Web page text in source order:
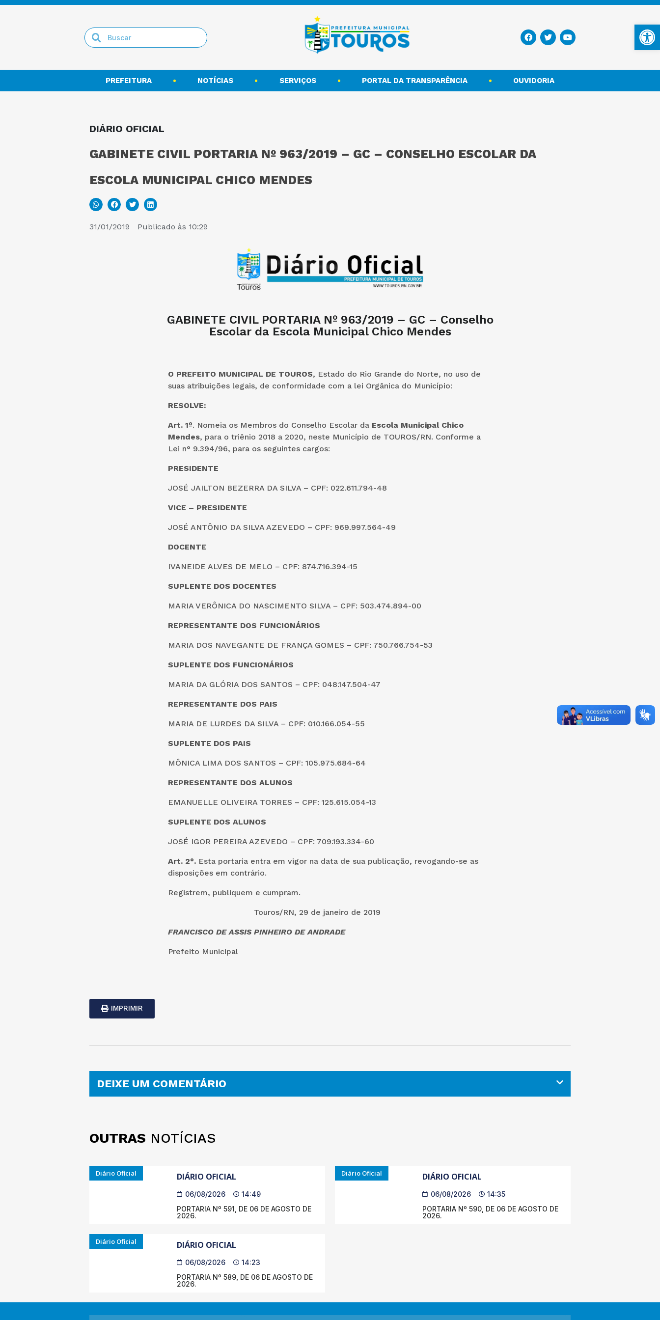
PREFEITURA NOTÍCIAS SERVIÇOS PORTAL DA TRANSPARÊNCIA OUVIDORIA
DIÁRIO OFICIAL
GABINETE CIVIL PORTARIA Nº 963/2019 – GC – CONSELHO ESCOLAR DA
ESCOLA MUNICIPAL CHICO MENDES
31/01/2019 Publicado às 10:29
GABINETE CIVIL PORTARIA Nº 963/2019 – GC – Conselho
Escolar da Escola Municipal Chico Mendes
O PREFEITO MUNICIPAL DE TOUROS, Estado do Rio Grande do Norte, no uso de
suas atribuições legais, de conformidade com a lei Orgânica do Município:
RESOLVE:
Art. 1º. Nomeia os Membros do Conselho Escolar da Escola Municipal Chico
Mendes, para o triênio 2018 a 2020, neste Município de TOUROS/RN. Conforme a
Lei n° 9.394/96, para os seguintes cargos:
PRESIDENTE
JOSÉ JAILTON BEZERRA DA SILVA – CPF: 022.611.794-48
VICE – PRESIDENTE
JOSÉ ANTÔNIO DA SILVA AZEVEDO – CPF: 969.997.564-49
DOCENTE
IVANEIDE ALVES DE MELO – CPF: 874.716.394-15
SUPLENTE DOS DOCENTES
MARIA VERÔNICA DO NASCIMENTO SILVA – CPF: 503.474.894-00
REPRESENTANTE DOS FUNCIONÁRIOS
MARIA DOS NAVEGANTE DE FRANÇA GOMES – CPF: 750.766.754-53
SUPLENTE DOS FUNCIONÁRIOS
MARIA DA GLÓRIA DOS SANTOS – CPF: 048.147.504-47
REPRESENTANTE DOS PAIS
MARIA DE LURDES DA SILVA – CPF: 010.166.054-55
SUPLENTE DOS PAIS
MÔNICA LIMA DOS SANTOS – CPF: 105.975.684-64
REPRESENTANTE DOS ALUNOS
EMANUELLE OLIVEIRA TORRES – CPF: 125.615.054-13
SUPLENTE DOS ALUNOS
JOSÉ IGOR PEREIRA AZEVEDO – CPF: 709.193.334-60
Art. 2°.Esta portaria entra em vigor na data de sua publicação, revogando-se as
disposições em contrário.
Registrem, publiquem e cumpram.
Touros/RN, 29 de janeiro de 2019
FRANCISCO DE ASSIS PINHEIRO DE ANDRADE
Prefeito Municipal
IMPRIMIR
DEIXE UM COMENTÁRIO
OUTRAS NOTÍCIAS
Diário Oficial DIÁRIO OFICIAL
06/08/2026
14:49
PORTARIA Nº 591, DE 06 DE AGOSTO DE
2026.
Diário Oficial DIÁRIO OFICIAL
06/08/2026
14:35
PORTARIA Nº 590, DE 06 DE AGOSTO DE
2026.
Diário Oficial DIÁRIO OFICIAL
06/08/2026
14:23
PORTARIA Nº 589, DE 06 DE AGOSTO DE
2026.